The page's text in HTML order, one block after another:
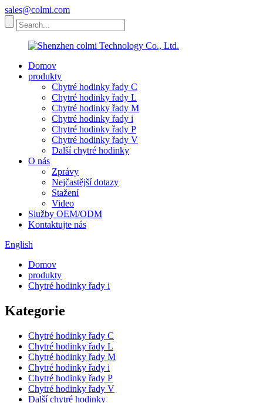
sales@colmi.com
Domov
produkty
Chytré hodinky řady C
Chytré hodinky řady L
Chytré hodinky řady M
Chytré hodinky řady i
Chytré hodinky řady P
Chytré hodinky řady V
Další chytré hodinky
O nás
Zprávy
Nejčastější dotazy
Stažení
Video
Služby OEM/ODM
Kontaktujte nás
English
Domov
produkty
Chytré hodinky řady i
Kategorie
Chytré hodinky řady C
Chytré hodinky řady L
Chytré hodinky řady M
Chytré hodinky řady i
Chytré hodinky řady P
Chytré hodinky řady V
Další chytré hodinky